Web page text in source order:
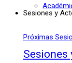
Sesiones y
Próximas
Sesiones